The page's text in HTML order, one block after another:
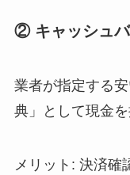
② キャッシュバ
業者が指定する
典」として現金
メリット: 決済確